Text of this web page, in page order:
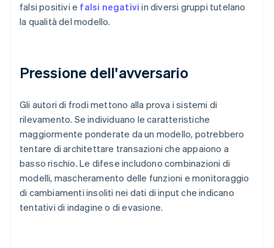
falsi positivi e falsi negativi in diversi gruppi tutelano
la qualità del modello.
Pressione dell'avversario
Gli autori di frodi mettono alla prova i sistemi di
rilevamento. Se individuano le caratteristiche
maggiormente ponderate da un modello, potrebbero
tentare di architettare transazioni che appaiono a
basso rischio. Le difese includono combinazioni di
modelli, mascheramento delle funzioni e monitoraggio
di cambiamenti insoliti nei dati di input che indicano
tentativi di indagine o di evasione.